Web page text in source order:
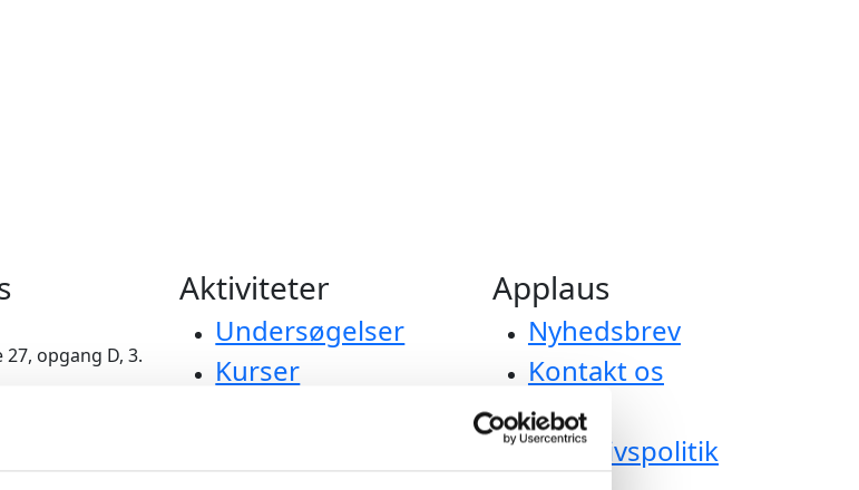
27, opgang D, 3.
Aktiviteter
Undersøgelser
Kurser
Applaus
Nyhedsbrev
Kontakt os
Om os
Privatlivspolitik